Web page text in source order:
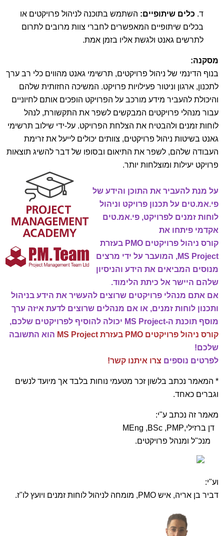
ד. כלים שיתופיים: השתמש בתוכנה לניהול פרויקטים או
בכלים שיתופיים המאפשרים לחברי צוות מרובים לתרום
לתרשים גאנט ולגשת אליו בזמן אמת.
מסקנה:
בנוף הדינמי של ניהול פרויקטים, תרשימי גאנט מהווים כלי רב ערך
לתכנון, ארגון וניטור פעילויות פרויקט. המשיכה החזותית שלהם
והיכולת להעביר מידע מורכב על הפרויקט הופכים אותם לחיוניים
עבור מנהלי פרויקטים המבקשים לשפר את התקשורת, לנהל
לוחות זמנים ולהבטיח את הצלחת הפרויקט. על-ידי שילוב תרשימי
גאנט בשיטות ניהול פרויקטים, צוותים יכולים לייעל את זרימת
העבודה שלהם, לשפר את התיאום ובסופו של דבר להשיג תוצאות
פרויקט יעילות ומוצלחות יותר.
על מנת להעביר את התוכן והידע של
פי.אמ.טים על תכנון פרויקט וניהול
לוחות זמנים לפרויקט, פי.אמ.טים
אקדמי פיתחו את
קורס ניהול פרויקטים PMO בעזרת
MS Project, המועבר על ידי מרצים
מנוסים המביאים את הידע והניסיון
שלהם היישר אל כיתת הלימוד.
אם אתם מנהלי פרויקטים שרוצים להעשיר את הידע בניהול
ותכנון לוחות זמנים, או אם מנהלים שרוצים לדעת איזה ערך
מוסף תוכנת ה-MS Project יכולה להוסיף לפרויקטים שלכם,
קורס ניהול פרויקטים PMO בעזרת MS Project
הוא התשובה
שלכם!
לפרטים נוספים צרו איתנו קשר!
* המאמר נכתב בלשון זכר מטעמי נוחות בלבד אך מיועד לנשים
וגברים כאחד.
מאמר זה נכתב ע"י:
דן ברזילי,MEng ,BSc ,PMP
מנכ"ל ומנהל פרויקטים.
וע"י:
דביר בן אריה, איש PMO, מומחה לניהול לוחות זמנים ויועץ לו"ז.